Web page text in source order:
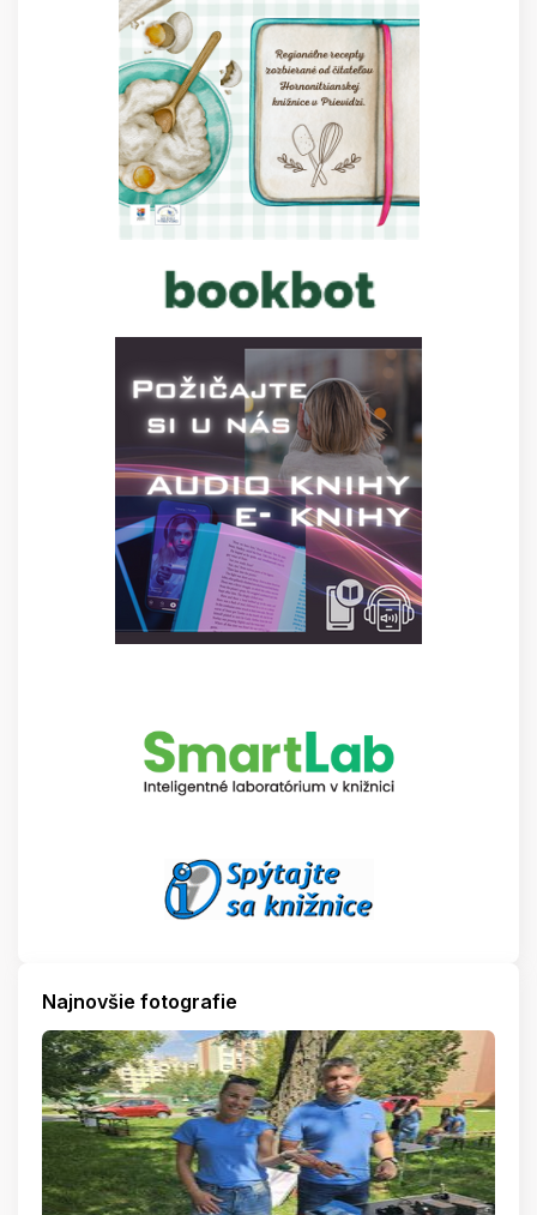
Najnovšie fotografie